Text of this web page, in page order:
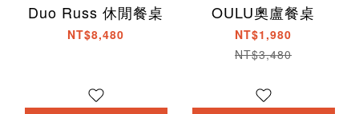
Duo Russ 休閒餐桌
NT$8,480
OULU奧盧餐桌
NT$1,980
NT$3,480